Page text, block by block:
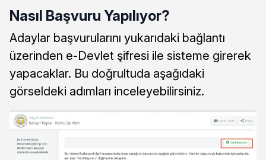
Nasıl Başvuru Yapılıyor?
Adaylar başvurularını yukarıdaki bağlantı
üzerinden e-Devlet şifresi ile sisteme girerek
yapacaklar. Bu doğrultuda aşağıdaki
görseldeki adımları inceleyebilirsiniz.